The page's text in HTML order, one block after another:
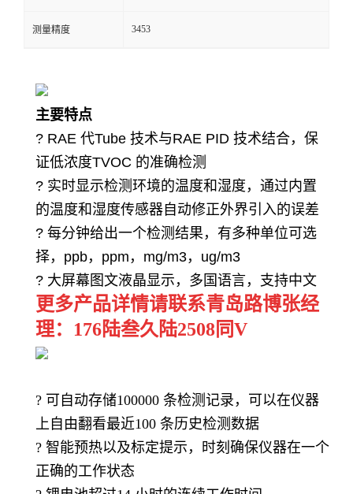
测量精度 3453
主要特点
? RAE 代Tube 技术与RAE PID 技术结合，保
证低浓度TVOC 的准确检测
? 实时显示检测环境的温度和湿度，通过内置
的温度和湿度传感器自动修正外界引入的误差
? 每分钟给出一个检测结果，有多种单位可选
择， ppb， ppm ， mg/m3， ug/m3
? 大屏幕图文液晶显示，多国语言，支持中文
更多产品详情请联系青岛路博张经
理：176陆叁久陆2508同V
? 可自动存储100000 条检测记录，可以在仪器
上自由翻看最近100 条历史检测数据
? 智能预热以及标定提示，时刻确保仪器在一个
正确的工作状态